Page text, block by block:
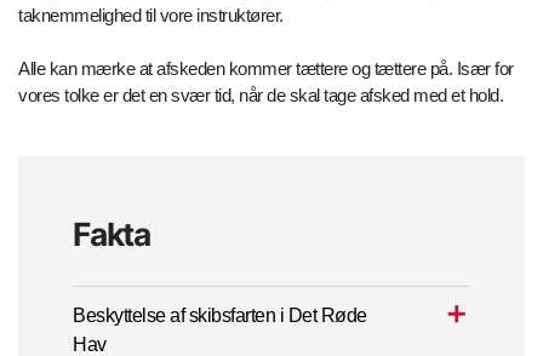
taknemmelighed til vore instruktører.
Alle kan mærke at afskeden kommer tættere og tættere på. Især for
vores tolke er det en svær tid, når de skal tage afsked med et hold.
Fakta
Beskyttelse af skibsfarten i Det Røde
Hav